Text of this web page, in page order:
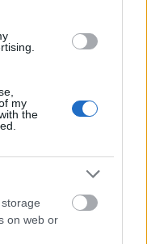
my
the
on web or
lepünk meg
óta megvan a